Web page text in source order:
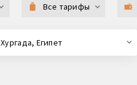
Все тарифы
Хургада, Египет